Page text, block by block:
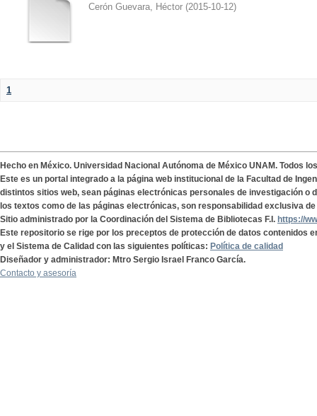
Cerón Guevara, Héctor (2015-10-12)
1
Hecho en México. Universidad Nacional Autónoma de México UNAM. Todos
Este es un portal integrado a la página web institucional de la Facultad de
distintos sitios web, sean páginas electrónicas personales de investigación o
los textos como de las páginas electrónicas, son responsabilidad exclusiva
Sitio administrado por la Coordinación del Sistema de Bibliotecas F.I. https://
Este repositorio se rige por los preceptos de protección de datos contenidos
y el Sistema de Calidad con las siguientes políticas: Política de calidad
Diseñador y administrador: Mtro Sergio Israel Franco García.
Contacto y asesoría